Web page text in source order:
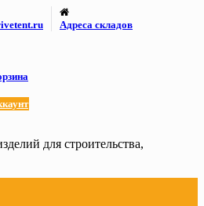
Адреса складов
для строительства,